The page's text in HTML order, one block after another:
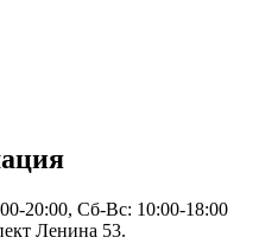
20:00, Сб-Вс: 10:00-18:00
Ленина 53.